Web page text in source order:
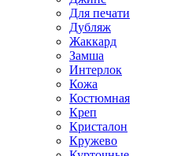
Для печати
Дубляж
Жаккард
Замша
Интерлок
Кожа
Костюмная
Креп
Кристалон
Кружево